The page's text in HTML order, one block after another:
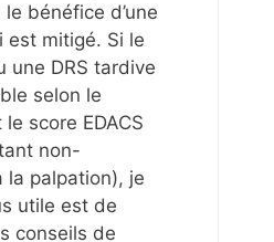
le bénéfice d’une
est mitigé. Si le
une DRS tardive
selon le
score EDACS
non-
la palpation), je
utile est de
conseils de